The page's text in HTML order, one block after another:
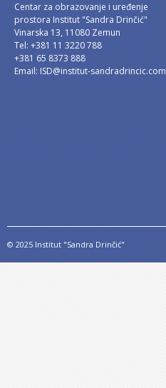
Centar za obrazovanje i uređenje
prostora Institut "Sandra Drinčić"
Vinarska 13, 11080 Zemun
Tel: +381 11 3220 788
+381 65 8373 888
Email: ISD@institut-sandradrincic.com
© 2025 Institut "Sandra Drinčić"